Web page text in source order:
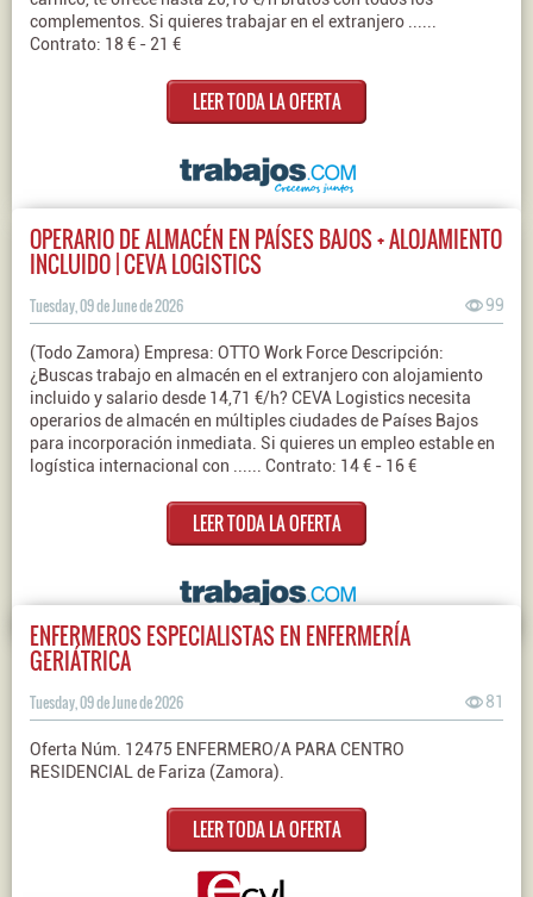
complementos. Si quieres trabajar en el extranjero ......
Contrato: 18 € - 21 €
LEER TODA LA OFERTA
OPERARIO DE ALMACÉN EN PAÍSES BAJOS + ALOJAMIENTO
INCLUIDO | CEVA LOGISTICS
Tuesday, 09 de June de 2026 99
(Todo Zamora) Empresa: OTTO Work Force Descripción:
¿Buscas trabajo en almacén en el extranjero con alojamiento
incluido y salario desde 14,71 €/h? CEVA Logistics necesita
operarios de almacén en múltiples ciudades de Países Bajos
para incorporación inmediata. Si quieres un empleo estable en
logística internacional con ...... Contrato: 14 € - 16 €
LEER TODA LA OFERTA
ENFERMEROS ESPECIALISTAS EN ENFERMERÍA
GERIÁTRICA
Tuesday, 09 de June de 2026 81
Oferta Núm. 12475 ENFERMERO/A PARA CENTRO
RESIDENCIAL de Fariza (Zamora).
LEER TODA LA OFERTA